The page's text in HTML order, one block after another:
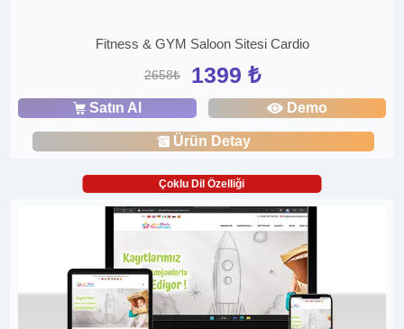
Fitness & GYM Saloon Sitesi Cardio
2658₺ 1399 ₺
Satın Al Demo
Ürün Detay
Çoklu Dil Özelliği